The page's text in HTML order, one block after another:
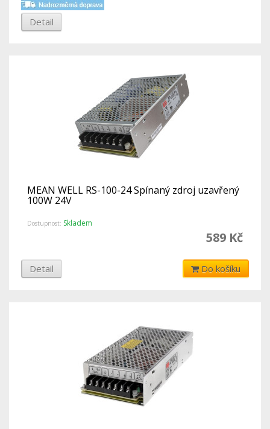
Detail
MEAN WELL RS-100-24 Spínaný zdroj uzavřený
100W 24V
Dostupnost: Skladem
589 Kč
Detail Do košíku